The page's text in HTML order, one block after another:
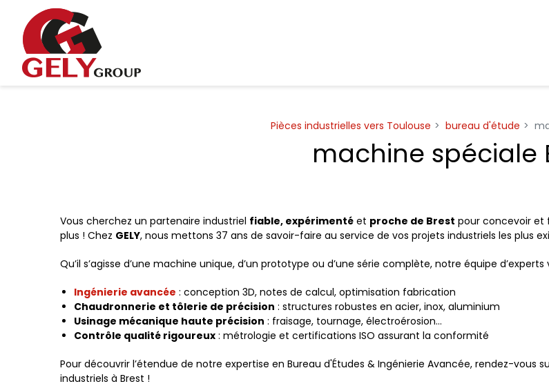
Pièces industrielles vers Toulouse bureau d'étude
machine spéciale
Vous cherchez un partenaire industriel fiable, expérimenté et proche de Brest pour concevoir et
plus ! Chez GELY, nous mettons 37 ans de savoir-faire au service de vos projets industriels les plus
Qu’il s’agisse d’une machine unique, d’un prototype ou d’une série complète, notre équipe
Ingénierie avancée : conception 3D, notes de calcul, optimisation fabrication
Chaudronnerie et tôlerie de précision : structures robustes en acier, inox, aluminium
Usinage mécanique haute précision : fraisage, tournage, électroérosion...
Contrôle qualité rigoureux : métrologie et certifications ISO assurant la conformité
Pour découvrir l’étendue de notre expertise en Bureau d'Études & Ingénierie Avancée, rendez-
industriels à Brest !
Panneau de gestion des cookies